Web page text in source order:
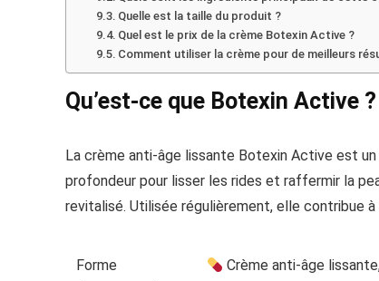
Quelle est la taille du produit ?
Quel est le prix de la crème Botexin Active ?
Comment utiliser la crème pour de meilleurs
Qu’est-ce que Botexin Active ?
La crème anti-âge lissante Botexin Active est
profondeur pour lisser les rides et raffermir la
revitalisé. Utilisée régulièrement, elle contribue
Forme
Crème anti-âge